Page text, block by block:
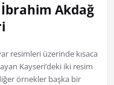
Akdağ
resimleri üzerinde kısaca
Kayseri’deki iki resim
örnekler başka bir